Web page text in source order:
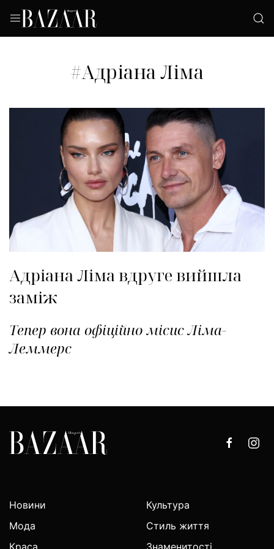
#Адріана Ліма
Адріана Ліма вдруге вийшла
заміж
Тепер вона офіційно місис Ліма-
Леммерс
Новини
Мода
Культура
Стиль життя